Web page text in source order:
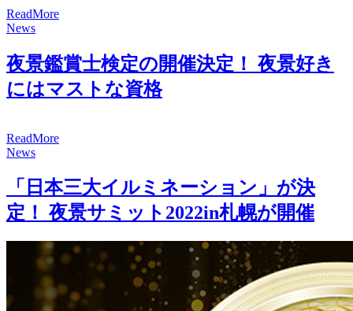
ReadMore
News
夜景鑑賞士検定の開催決定！ 夜景好き
にはマストな資格
ReadMore
News
「日本三大イルミネーション」が決
定！ 夜景サミット2022in札幌が開催